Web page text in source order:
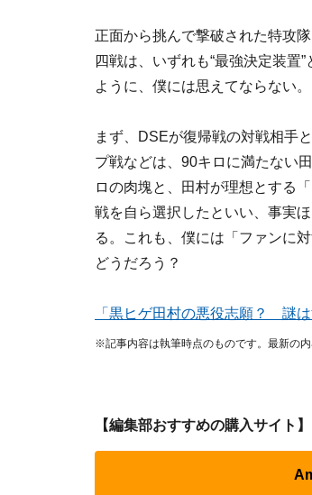
正面から挑んで撃破された特攻
四戦は、いずれも“最強決定装置
ように、僕には思えてならない。
まず、DSEが復帰戦の対戦相手
プ戦などは、90キロに満たない
ロの肉塊と、田村が理想とする
戦を自ら選択したといい、事実
る。これも、僕には「ファンに
どうだろう？
「黒ヒゲ田村の悪役志願？ 謎
※記事内容は執筆時点のものです。最新の内
【編集部おすすめの購入サイト】